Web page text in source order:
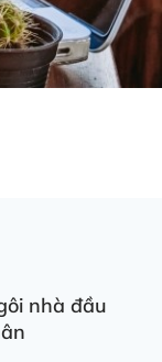
nhà đầu